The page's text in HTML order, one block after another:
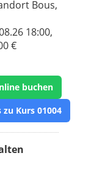
Bous,
18:00,
€
buchen
zu Kurs 01004